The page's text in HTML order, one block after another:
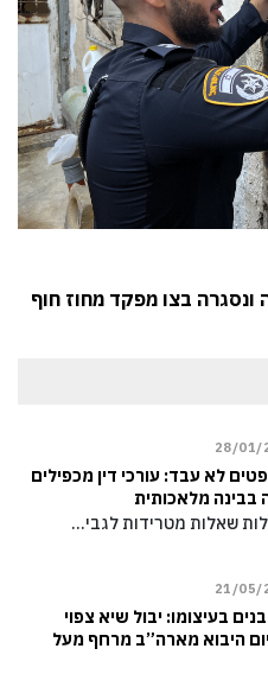
בצו מפקד מחוז חוף
28/01/
לא עבד: עורכי דין מכפילים
מלאכותית
שאלות מטרידות לגבי…
21/05/
בעיצומו: יבול שיא צפוי
היבוא מארה”ב מרחף מעל